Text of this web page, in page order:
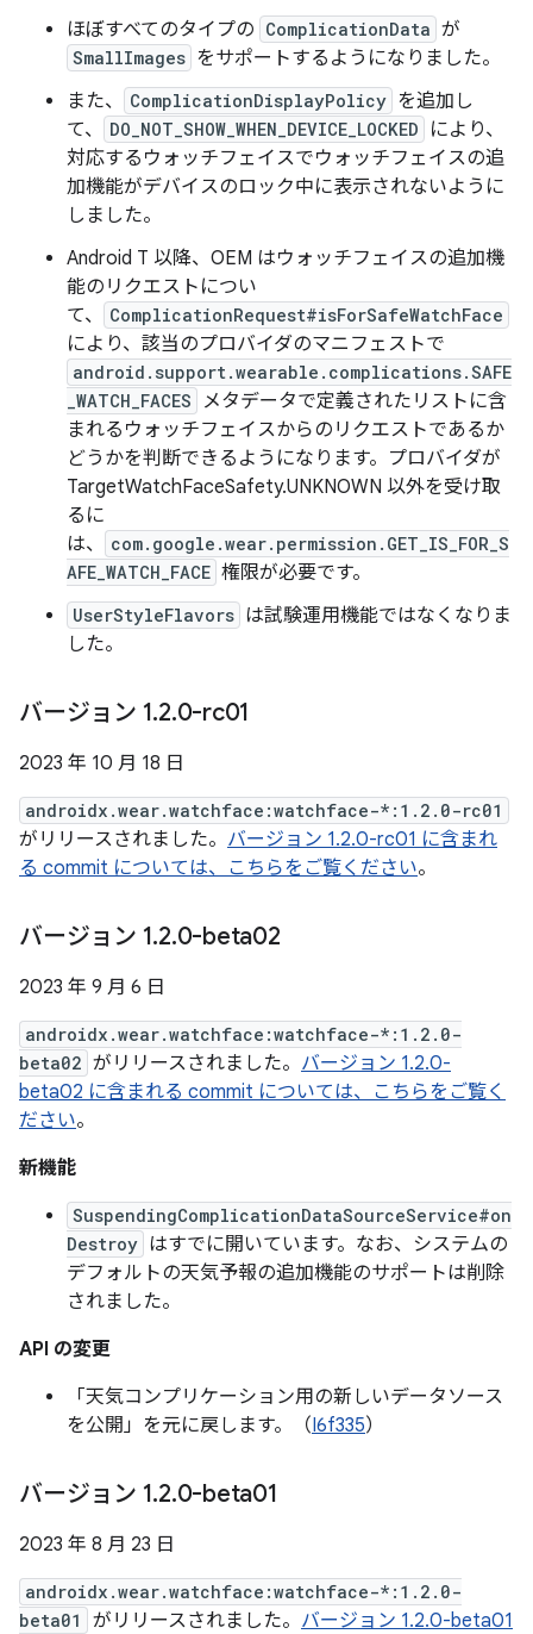
ほぼすべてのタイプの ComplicationData が
SmallImages をサポートするようになりました。
また、
ComplicationDisplayPolicy を追加し
て、
DO_NOT_SHOW_WHEN_DEVICE_LOCKED
により、
対応するウォッチフェイスでウォッチフェイスの追
加機能がデバイスのロック中に表示されないように
しました。
Android T 以降、OEM はウォッチフェイスの追加機
能のリクエストについ
て、
ComplicationRequest#isForSafeWatchFace
により、該当のプロバイダのマニフェストで
android.support.wearable.complications.SAFE
_WATCH_FACES
メタデータで定義されたリストに含
まれるウォッチフェイスからのリクエストであるか
どうかを判断できるようになります。プロバイダが
TargetWatchFaceSafety.UNKNOWN 以外を受け取
るに
は、
com.google.wear.permission.GET_IS_FOR_S
AFE_WATCH_FACE 権限が必要です。
UserStyleFlavors は試験運用機能ではなくなりま
した。
バージョン 1.2.0-rc01
2023 年 10 月 18 日
androidx.wear.watchface:watchface-*:1.2.0-rc01
がリリースされました。 バージョン 1.2.0-rc01 に含まれ
る commit については、こちらをご覧ください。
バージョン 1.2.0-beta02
2023 年 9 月 6 日
androidx.wear.watchface:watchface-*:1.2.0-
beta02 がリリースされました。 バージョン 1.2.0-
beta02 に含まれる commit については、こちらをご覧く
ださい。
新機能
SuspendingComplicationDataSourceService#on
Destroy はすでに開いています。なお、システムの
デフォルトの天気予報の追加機能のサポートは削除
されました。
API の変更
「天気コンプリケーション用の新しいデータソース
を公開」を元に戻します。（I6f335）
バージョン 1.2.0-beta01
2023 年 8 月 23 日
androidx.wear.watchface:watchface-*:1.2.0-
beta01
がリリースされました。 バージョン 1.2.0-beta01